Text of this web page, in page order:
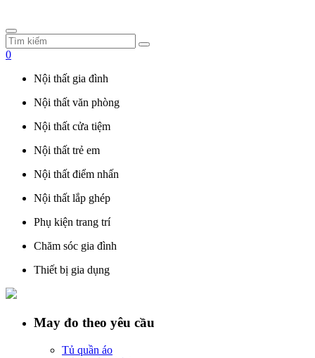
0
Nội thất gia đình
Nội thất văn phòng
Nội thất cửa tiệm
Nội thất trẻ em
Nội thất điểm nhấn
Nội thất lắp ghép
Phụ kiện trang trí
Chăm sóc gia đình
Thiết bị gia dụng
May đo theo yêu cầu
Tủ quần áo